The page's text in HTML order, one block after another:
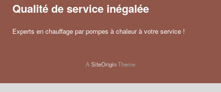
Qualité de service inégalée
Experts en chauffage par pompes à chaleur à votre service !
ASiteOriginTheme